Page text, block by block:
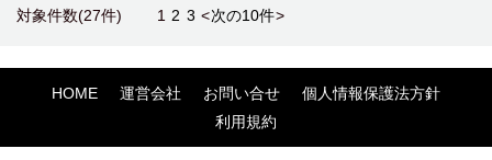
対象件数(27件) 1 2 3 <次の10件>
HOME 運営会社 お問い合せ
個人情報保護法方針
利用規約